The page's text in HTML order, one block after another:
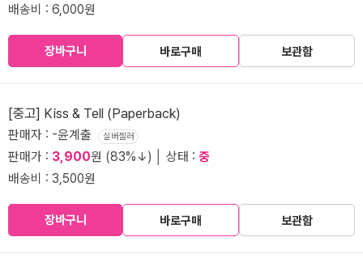
배송비 : 6,000원
장바구니 바로구매 보관함
[중고] Kiss & Tell (Paperback)
판매자 : -윤계출 실버셀러
판매가 : 3,900원 (83%↓) │ 상태 : 중
배송비 : 3,500원
장바구니 바로구매 보관함